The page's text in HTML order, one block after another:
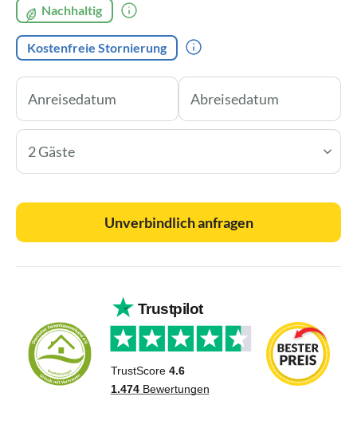
Nachhaltig
Kostenfreie Stornierung
2 Gäste
Unverbindlich anfragen